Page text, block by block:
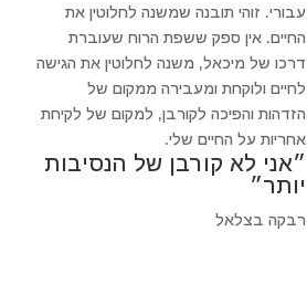
עבורי. זוהי תובנה שמשנה לחלוטין את
החיים. אין ספק ששפת הרוח שעוברת
דרכו של מיכאל, משנה לחלוטין את הגישה
לחיים ולוקחת ומעבירה ממקום של
הזדהות והפיכה לקורבן, למקום של לקיחת
אחריות על החיים שלי.
״אני לא קורבן של הנסיבות
יותר״
רבקה בצלאל